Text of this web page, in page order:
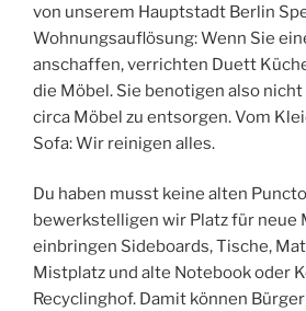
von unserem Hauptstadt Berlin
Wohnungsauflösung: Wenn Sie
anschaffen, verrichten Duett
die Möbel. Sie benotigen also
circa Möbel zu entsorgen. Vom
Sofa: Wir reinigen alles.
Du haben musst keine alten
bewerkstelligen wir Platz für neue
einbringen Sideboards, Tische,
Mistplatz und alte Notebook oder
Recyclinghof. Damit können